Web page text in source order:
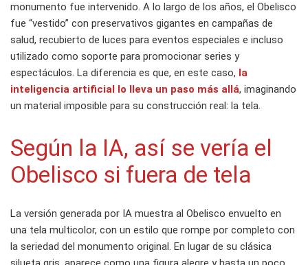
monumento fue intervenido. A lo largo de los años, el Obelisco
fue “vestido” con preservativos gigantes en campañas de
salud, recubierto de luces para eventos especiales e incluso
utilizado como soporte para promocionar series y
espectáculos. La diferencia es que, en este caso, la
inteligencia artificial lo lleva un paso más allá, imaginando
un material imposible para su construcción real: la tela.
Según la IA, así se vería el
Obelisco si fuera de tela
La versión generada por IA muestra al Obelisco envuelto en
una tela multicolor, con un estilo que rompe por completo con
la seriedad del monumento original. En lugar de su clásica